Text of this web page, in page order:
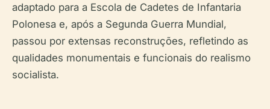
adaptado para a Escola de Cadetes de Infantaria
Polonesa e, após a Segunda Guerra Mundial,
passou por extensas reconstruções, refletindo as
qualidades monumentais e funcionais do realismo
socialista.